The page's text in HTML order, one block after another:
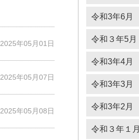
2025年05月01日
2025年05月07日
2025年05月08日
令和3年6月
令和３年5月
令和3年4月
令和3年3月
令和3年2月
令和３年１月